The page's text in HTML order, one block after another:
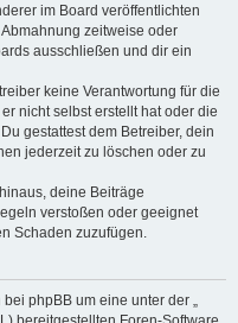
im Board veröffentlichten
zeitweise oder
ausschließen und dir ein
keine Verantwortung für die
nicht selbst erstellt hat oder die
gestattest dem Betreiber, dein
jederzeit zu löschen oder zu
deine Beiträge
verstoßen oder geeignet
Schaden zuzufügen.
phpBB um eine unter der „